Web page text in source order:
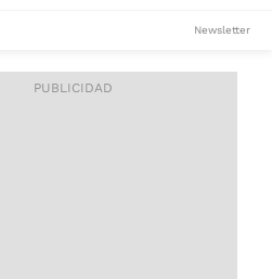
ACCESO FULL - $1.800/MES
Newsletter